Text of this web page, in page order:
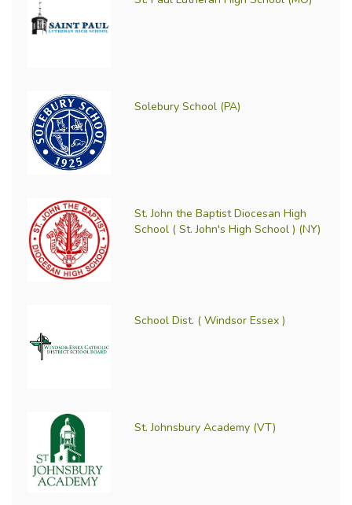
Solebury School (PA)
St. John the Baptist Diocesan High
School ( St. John's High School ) (NY)
School Dist. ( Windsor Essex )
St. Johnsbury Academy (VT)